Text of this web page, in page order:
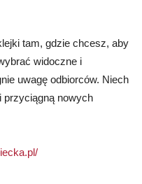
tam, gdzie chcesz, aby
widoczne i
uwagę odbiorców. Niech
przyciągną nowych